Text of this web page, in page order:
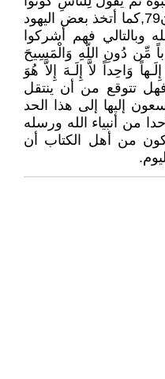
عِبَاداً لِّي مِن دُونِ اللّهِ}آل عمران79,كما أتخذ بعض اليهود
وبالتالي فهم أشركوا
مِّن دُونِ اللّهِ وَالْمَسِيحَ
وَاحِداً لاَّ إِلَـهَ إِلاَّ هُوَ
عَمَّا يُشْرِكُونَ}التوبة31,فهل تتوقع من أن ينتقل
إليها إلى هذا الحد
من أنبياء الله ورسله
من أهل الكتاب أن